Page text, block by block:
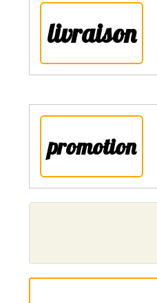
livraison
promotion